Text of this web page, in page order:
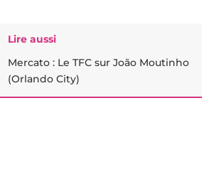
Lire aussi
Mercato : Le TFC sur João Moutinho
(Orlando City)